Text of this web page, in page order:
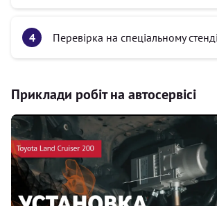
Перевірка на спеціальному
Приклади робіт на автосервісі